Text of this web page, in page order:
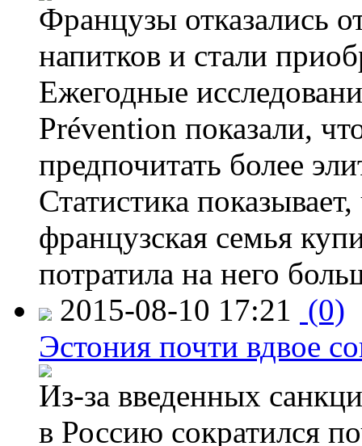
Французы отказались
напитков и стали
Ежегодные
Prévention показали,
предпочитать более
Статистика
французская семья
потратила на него
2015-08-10 17:21 (0)
Эстония почти вдвое
Из-за введенных
в Россию сократился